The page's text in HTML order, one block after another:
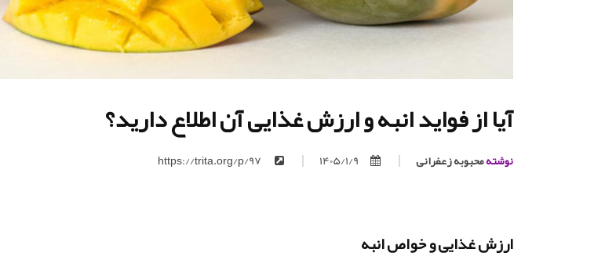
آیا از فواید انبه و ارزش غذایی آن اطلاع دارید؟
نوشتهمحبوبه زعفرانی 1405/1/9
ارزش غذایی و خواص انبه